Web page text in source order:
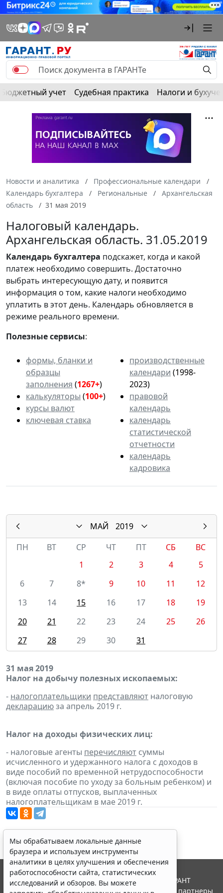
Бюджетный учет Судебная практика Налоги и
Новости и аналитика
Профессиональные календари
Календарь бухгалтера
Региональные
Архангельская
область
31 мая 2019
Налоговый календарь.
Архангельская область. 31.05.2019
Календарьбухгалтера подскажет, когда и какой
платеж необходимо совершить. Достаточно
выбрать интересующую дату, и появится
информация о том, какие налоги необходимо
уплатить в этот день. Календарь обновляется в
режиме реального времени.
Полезные сервисы:
формы, бланки и
образцы
заполнения (1267+)
калькуляторы (100+)
курсы валют
ключевая ставка
производственные
календари (1998-
2023)
правовой
календарь
календарь
статистической
отчетности
календарь
кадровика
МАЙ
2019
ПН
ВТ СР ЧТ ПТ СБ
ВС
1
2 3 4
5
6
7 8* 9 10 11
12
13
14 15 16 17 18
19
20
21 22 23 24 25
26
27
28 29 30 31
31 мая 2019
Налог на добычу полезных ископаемых:
- налогоплательщики представляют налоговую
декларациюза апрель 2019 г.
Налог на доходы физических лиц:
- налоговые агенты перечисляют суммы
исчисленного и удержанного налога с доходов в
виде пособий по временной нетрудоспособности
(включая пособие по уходу за больным ребенком) и
в виде оплаты отпусков, выплаченных
налогоплательщикам в мае 2019 г.
Мы обрабатываем локальные данные
браузера и используем инструменты
аналитики в целях улучшения и обеспечения
работоспособности сайта, статистических
исследований и обзоров. Вы можете
© ООО "НПП "ГАРАНТ-СЕРВИС", 2026. Система ГАРАНТ
выпускается с 1990 года. Компания "Гарант" и ее партнеры